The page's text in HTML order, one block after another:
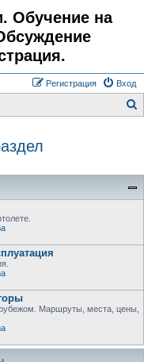
Обучение на
Вход
Регистрация
Маршруты, места, цены,